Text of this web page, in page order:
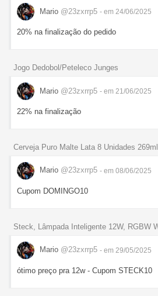
Mario @23zxrrp5 - em 24/06/2025
20% na finalização do pedido
Jogo Dedobol/Peteleco Junges
Mario @23zxrrp5 - em 21/06/2025
22% na finalização
Cerveja Puro Malte Lata 8 Unidades
Mario @23zxrrp5 - em 08/06/2025
Cupom DOMINGO10
Steck, Lâmpada Inteligente 12W, RGBW
Mario @23zxrrp5 - em 29/05/2025
ótimo preço pra 12w - Cupom STECK10